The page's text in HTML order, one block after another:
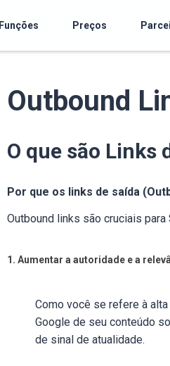
Funções Preços
Outbound
O que são Links
Por que os links de saída
Outbound links são cruciais
1. Aumentar a autoridade e a
Como você se refere à
Google de seu conteúdo
de sinal de atualidade.